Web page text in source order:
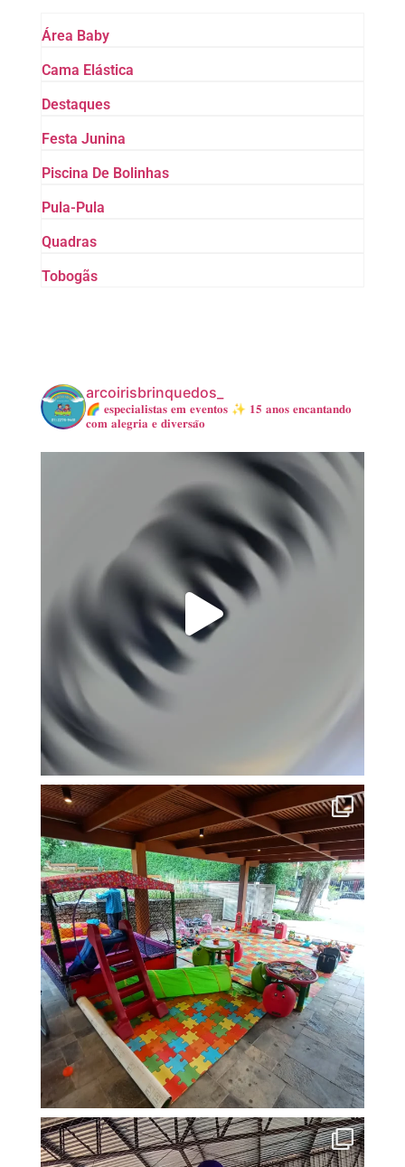
Área Baby
Cama Elástica
Destaques
Festa Junina
Piscina De Bolinhas
Pula-Pula
Quadras
Tobogãs
arcoirisbrinquedos_
🌈 𝐞𝐬𝐩𝐞𝐜𝐢𝐚𝐥𝐢𝐬𝐭𝐚𝐬 𝐞𝐦 𝐞𝐯𝐞𝐧𝐭𝐨𝐬 ✨ 𝟏𝟓 𝐚𝐧𝐨𝐬 𝐞𝐧𝐜𝐚𝐧𝐭𝐚𝐧𝐝𝐨
𝐜𝐨𝐦 𝐚𝐥𝐞𝐠𝐫𝐢𝐚 𝐞 𝐝𝐢𝐯𝐞𝐫𝐬𝐚̃𝐨